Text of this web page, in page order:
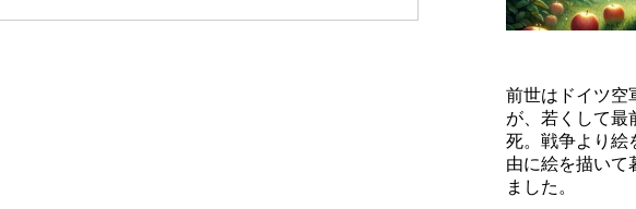
前世はドイツ空
が、若くして最
死。戦争より絵
由に絵を描いて
ました。